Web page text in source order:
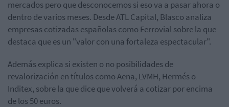
mercados pero que desconocemos si eso va a pasar ahora o
dentro de varios meses. Desde ATL Capital, Blasco analiza
empresas cotizadas españolas como Ferrovial sobre la que
destaca que es un "valor con una fortaleza espectacular".
Además explica si existen o no posibilidades de
revalorización en títulos como Aena, LVMH, Hermés o
Inditex, sobre la que dice que volverá a cotizar por encima
de los 50 euros.